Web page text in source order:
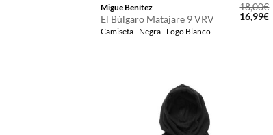
Migue Benítez
El Búlgaro Matajare 9 VRV
Camiseta - Negra - Logo Blanco
18,00€
El
precio
16,99€El